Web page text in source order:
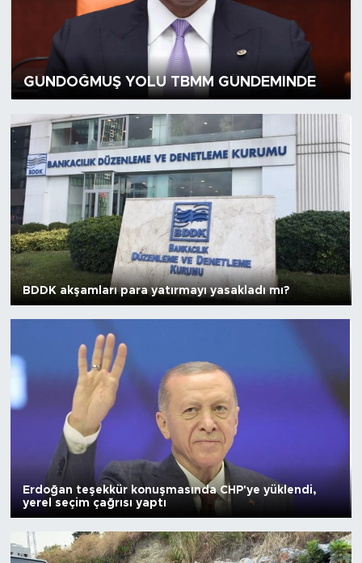
GÜNDOĞMUŞ YOLU TBMM GÜNDEMİNDE
BDDK akşamları para yatırmayı yasakladı mı?
Erdoğan teşekkür konuşmasında CHP'ye yüklendi,
yerel seçim çağrısı yaptı
Gazipaşa
Güncel
Gündem
İnşaat-Emlak
Kültür-Sanat
Sağlık
Siyaset
Spor
Turizm
Türkiye
Yaşam
Yerel